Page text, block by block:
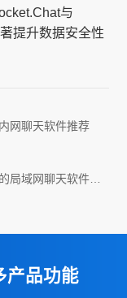
与
提升数据安全性
网聊天软件推荐
局域网聊天软件推
产品功能